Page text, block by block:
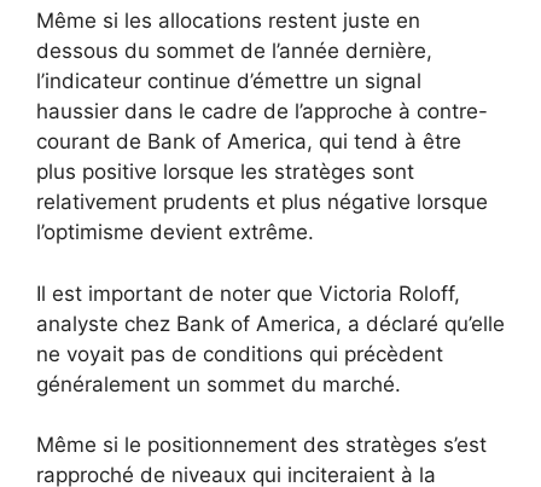
Même si les allocations restent juste en
dessous du sommet de l’année dernière,
l’indicateur continue d’émettre un signal
haussier dans le cadre de l’approche à contre-
courant de Bank of America, qui tend à être
plus positive lorsque les stratèges sont
relativement prudents et plus négative lorsque
l’optimisme devient extrême.
Il est important de noter que Victoria Roloff,
analyste chez Bank of America, a déclaré qu’elle
ne voyait pas de conditions qui précèdent
généralement un sommet du marché.
Même si le positionnement des stratèges s’est
rapproché de niveaux qui inciteraient à la